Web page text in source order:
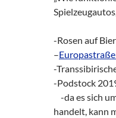
-Rosen auf
–
-
-Podstock
-da es sich
handelt, kann